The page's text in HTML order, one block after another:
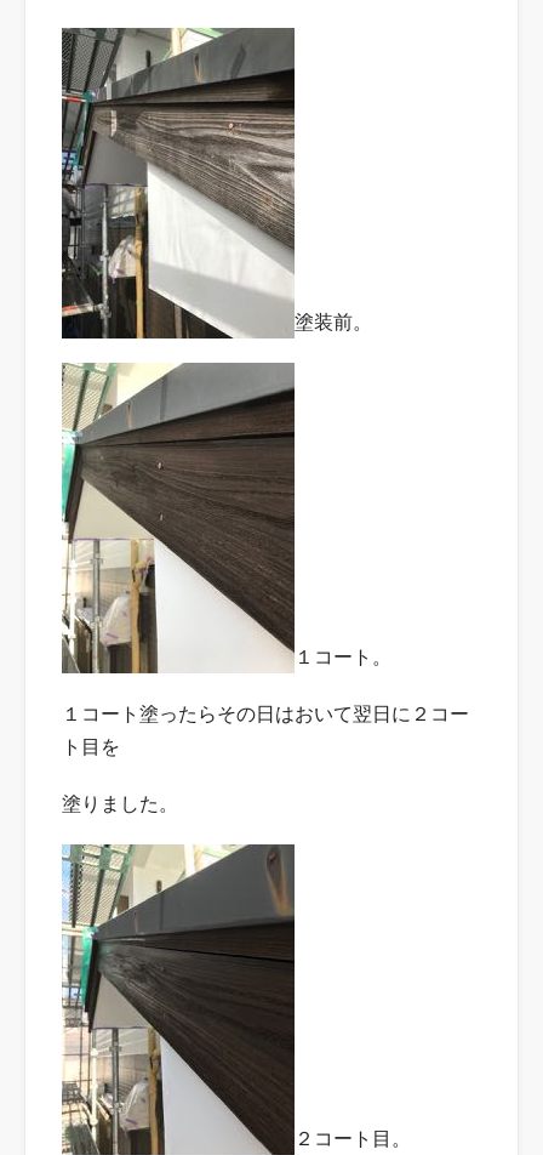
塗装前。
１コート。
１コート塗ったらその日はおいて翌日に２コー
ト目を
塗りました。
２コート目。